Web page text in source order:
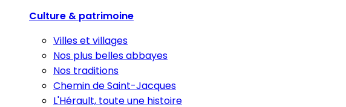
Culture & patrimoine
Villes et villages
Nos plus belles abbayes
Nos traditions
Chemin de Saint-Jacques
L'Hérault, toute une histoire